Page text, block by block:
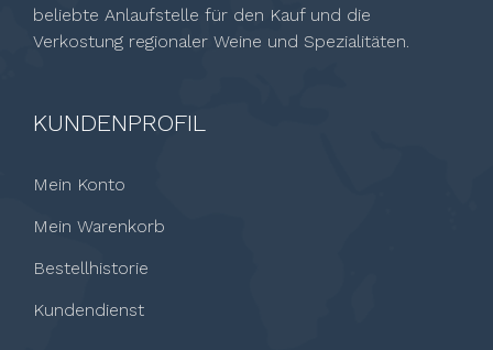
beliebte Anlaufstelle für den Kauf und die
Verkostung regionaler Weine und Spezialitäten.
KUNDENPROFIL
Mein Konto
Mein Warenkorb
Bestellhistorie
Kundendienst